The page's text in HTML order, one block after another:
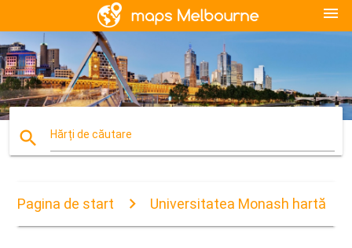
menu
search Hărți de căutare
Pagina de start Universitatea Monash hartă